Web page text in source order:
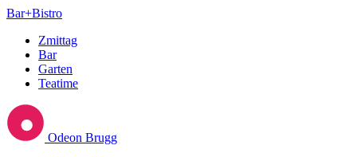
Bar+Bistro
Zmittag
Bar
Garten
Teatime
Odeon Brugg